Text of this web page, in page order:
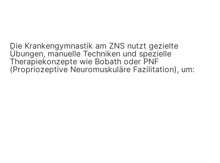
Die Krankengymnastik am ZNS nutzt gezielte
Übungen, manuelle Techniken und spezielle
Therapiekonzepte wie Bobath oder PNF
(Propriozeptive Neuromuskuläre Fazilitation), um: